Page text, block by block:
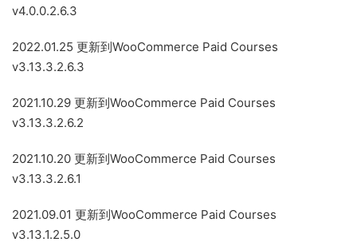
v4.0.0.2.6.3
2022.01.25 更新到WooCommerce Paid Courses
v3.13.3.2.6.3
2021.10.29 更新到WooCommerce Paid Courses
v3.13.3.2.6.2
2021.10.20 更新到WooCommerce Paid Courses
v3.13.3.2.6.1
2021.09.01 更新到WooCommerce Paid Courses
v3.13.1.2.5.0